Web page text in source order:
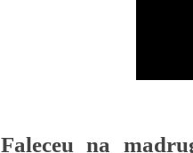
Faleceu na